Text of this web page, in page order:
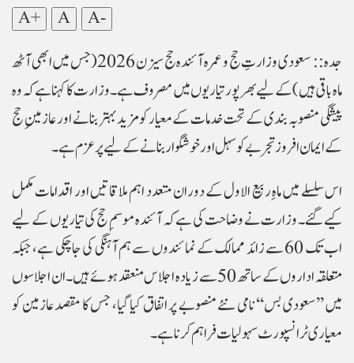
A+ A A-
جدہ :: سعودی وزارتِ حج و عمرہ آئندہ حج سیزن 2026 (جس میں ابھی آٹھ
ماہ باقی ہیں) کے لیے بھرپور تیاریوں میں مصروف ہے۔ وزارت کا کہنا ہے کہ وہ
پیشگی منصوبہ بندی کے تحت خدمات کے معیار کو مزید بہتر بنانے اور عازمینِ حج
کے ایمان افروز تجربے کو سہل اور خوشگوار بنانے کے لیے پرعزم ہے۔
اس سلسلے میں ماہِ ربیع الاول کے دوران متعدد اہم ملاقاتیں اور اقدامات مکمل
کیے گئے۔ وزارت نے وضاحت کی ہے کہ آئندہ موسمِ حج کی تیاریوں کے لیے
اب تک 60 سے زائد ممالک کے نمائندوں سے ہم آہنگی کی جا چکی ہے، جبکہ
متعلقہ اداروں کے ساتھ 50 سے زیادہ اجلاس منعقد ہوئے ہیں۔ ان اجلاسوں
میں ’’سعودی بس‘‘ نامی نئے منصوبے پر اتفاق کیا گیا، جس کا مقصد عازمین کو
معیاری ٹرانسپورٹ سہولیات فراہم کرنا ہے۔